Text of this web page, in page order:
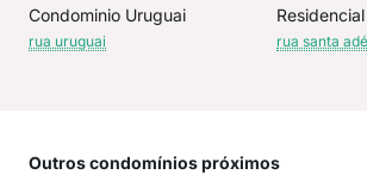
Condominio Uruguai
rua uruguai rua santa
Outros condomínios próximos